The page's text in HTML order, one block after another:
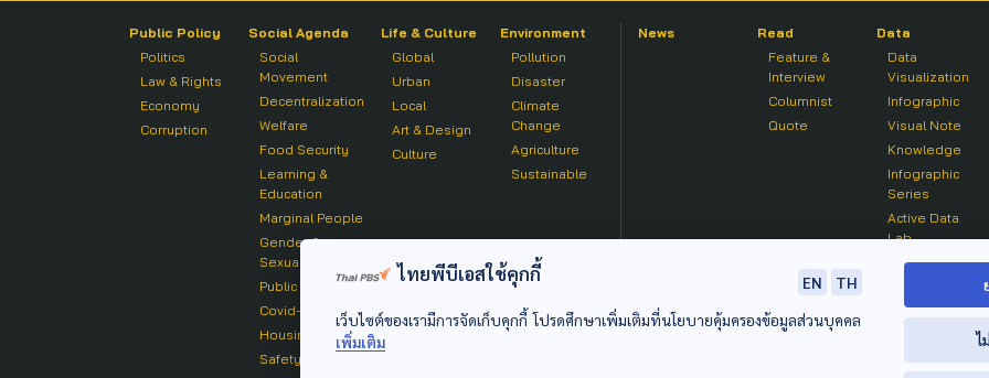
Public Policy
Politics
Law & Rights
Economy
Corruption
Social Agenda
Social
Movement
Decentralization
Welfare
Food Security
Learning &
Education
Marginal People
Gender &
Sexuality
Public Health
Covid-19
Housing
Safety
Life & Culture
Global
Urban
Local
Art & Design
Culture
Environment
Pollution
Disaster
Climate
Change
Agriculture
Sustainable
News
Read
Feature &
Interview
Columnist
Quote
Data
Data
Visualization
Infographic
Visual Note
Knowledge
Infographic
Series
Active Data
Lab
ไทยพีบีเอสใช้คุกกี้ EN
TH
เว็บไซต์ของเรามีการจัดเก็บคุกกี้ โปรดศึกษาเพิ่มเติมที่นโยบายคุ้มครองข้อมูลส่วนบุคคล
เพิ่มเติม
ไ